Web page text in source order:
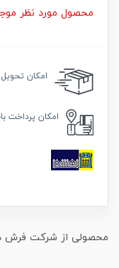
محصول مورد نظر
امکان تحویل
امکان پرداخت
محصولی از شرکت فرش